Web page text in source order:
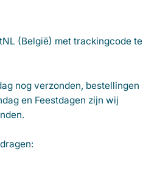
(België) met trackingcode te
nog verzonden, bestellingen
en Feestdagen zijn wij